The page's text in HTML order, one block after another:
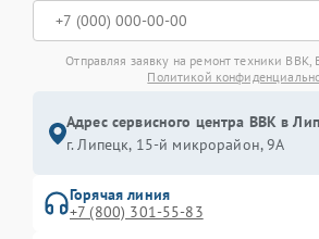
Отправляя заявку на ремонт техники BBK,
Политикой
Адрес сервисного центра BBK в
г. Липецк, 15-й микрорайон, 9А
Горячая линия
+7 (800) 301-55-83